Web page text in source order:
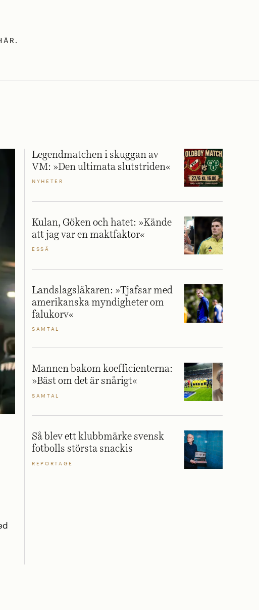
Legendmatchen i skuggan av
VM: »Den ultimata slutstriden«
NYHETER
Kulan, Göken och hatet: »Kände
att jag var en maktfaktor«
ESSÄ
Landslagsläkaren: »Tjafsar med
amerikanska myndigheter om
falukorv«
SAMTAL
Mannen bakom koefficienterna:
»Bäst om det är snårigt«
SAMTAL
Så blev ett klubbmärke svensk
fotbolls största snackis
REPORTAGE